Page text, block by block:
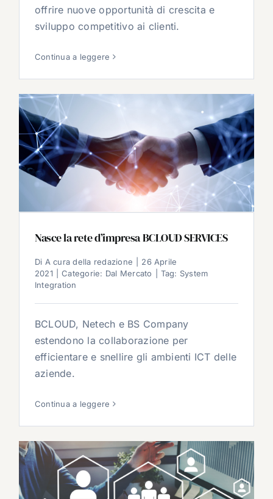
offrire nuove opportunità di crescita e
sviluppo competitivo ai clienti.
Continua a leggere
Nasce la rete d’impresa BCLOUD SERVICES
Di A cura della redazione
26 Aprile
2021
Categorie: Dal Mercato Tag: System
Integration
BCLOUD, Netech e BS Company
estendono la collaborazione per
efficientare e snellire gli ambienti ICT delle
aziende.
Continua a leggere